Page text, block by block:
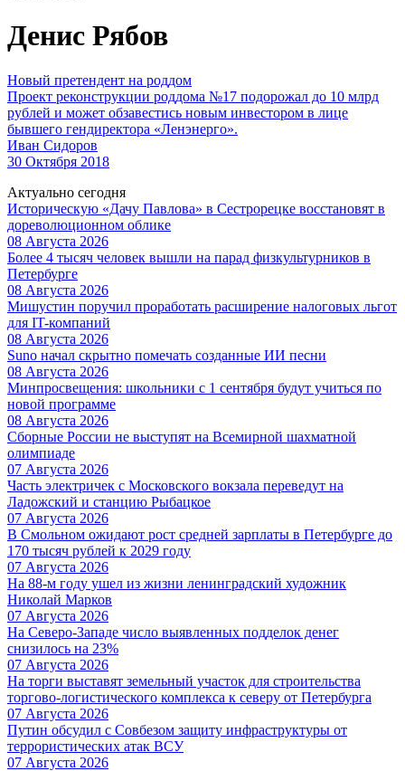
Денис Рябов
Новый претендент на роддом
Проект реконструкции роддома №17 подорожал до 10 млрд
рублей и может обзавестись новым инвестором в лице
бывшего гендиректора «Ленэнерго».
Иван Сидоров
30 Октября 2018
Актуально сегодня
Историческую «Дачу Павлова» в Сестрорецке восстановят в
дореволюционном облике
08 Августа 2026
Более 4 тысяч человек вышли на парад физкультурников в
Петербурге
08 Августа 2026
Мишустин поручил проработать расширение налоговых льгот
для IT-компаний
08 Августа 2026
Suno начал скрытно помечать созданные ИИ песни
08 Августа 2026
Минпросвещения: школьники с 1 сентября будут учиться по
новой программе
08 Августа 2026
Сборные России не выступят на Всемирной шахматной
олимпиаде
07 Августа 2026
Часть электричек с Московского вокзала переведут на
Ладожский и станцию Рыбацкое
07 Августа 2026
В Смольном ожидают рост средней зарплаты в Петербурге до
170 тысяч рублей к 2029 году
07 Августа 2026
На 88-м году ушел из жизни ленинградский художник
Николай Марков
07 Августа 2026
На Северо-Западе число выявленных подделок денег
снизилось на 23%
07 Августа 2026
На торги выставят земельный участок для строительства
торгово-логистического комплекса к северу от Петербурга
07 Августа 2026
Путин обсудил с Совбезом защиту инфраструктуры от
террористических атак ВСУ
07 Августа 2026